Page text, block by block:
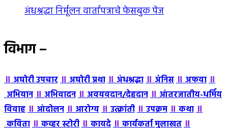
अंधश्रद्धा निर्मूलन वार्तापत्राचे फेसबुक पेज
विभाग –
॥अघोरी उपचार॥अघोरी प्रथा॥अंधश्रद्धा॥अंंनिस॥अफवा॥
अभियान॥अभिवादन॥अवयवदान/देहदान॥आंतरजातीय-धर्मिय
विवाह॥आंदोलन॥आरोग्य॥उत्क्रांती॥उपक्रम॥कथा॥
कविता॥कव्हर स्टोरी॥कायदे॥कार्यकर्ता मुलाखत॥